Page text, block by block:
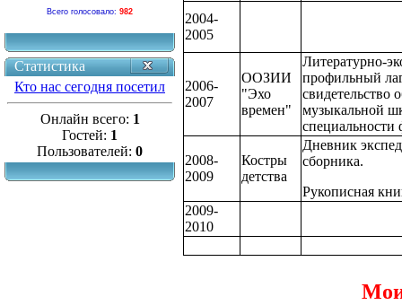
Всего голосовало: 982
Статистика
Кто нас сегодня посетил
Онлайн всего: 1
Гостей: 1
Пользователей: 0
2004-
2005
2006-
2007
ООЗИИ
"Эхо
времен"
Литературно-
профильный
свидетельство
музыкальной
специальности
2008-
2009
Костры
детства
Дневник
сборника.
Рукописная
2009-
2010